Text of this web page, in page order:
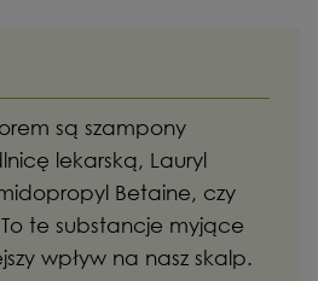
są szampony
lekarską, Lauryl
Betaine, czy
te substancje myjące
wpływ na nasz skalp.